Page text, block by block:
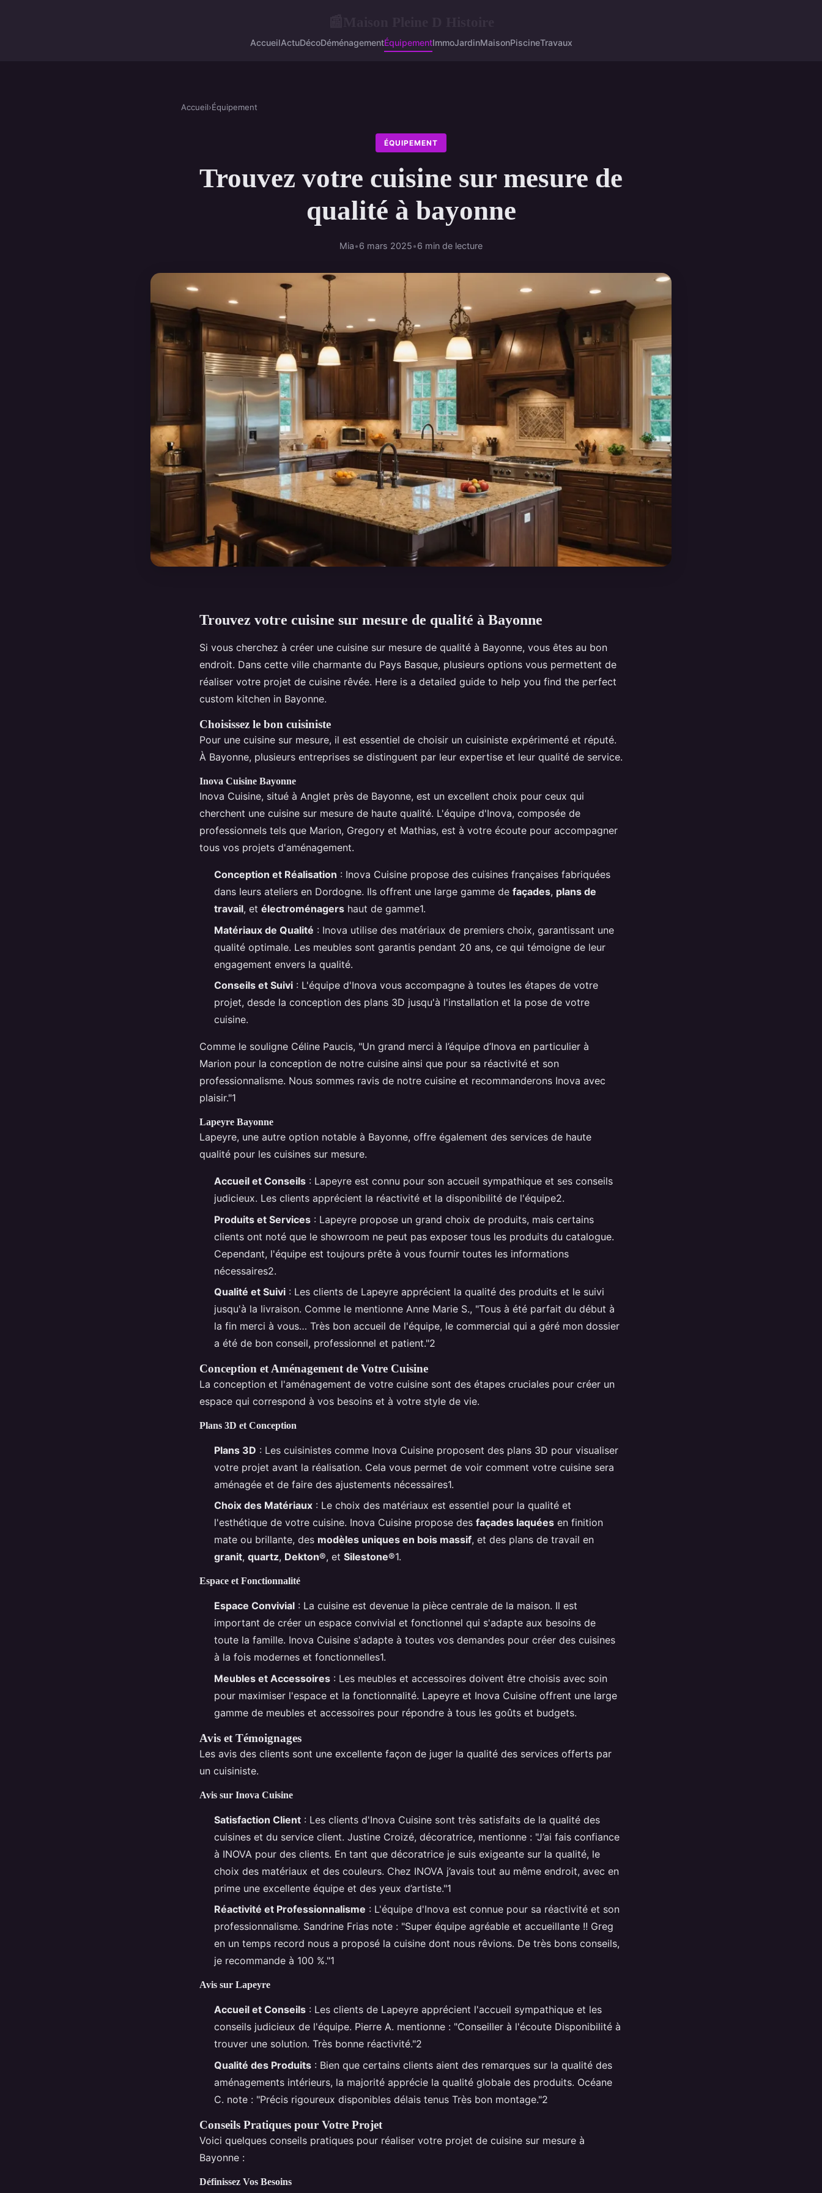
AccueilActuDécoDéménagementÉquipementImmoJardinMaisonPiscineTravaux
Accueil›Équipement
ÉQUIPEMENT
Trouvez votre cuisine sur mesure de
qualité à bayonne
Mia•6 mars 2025•6 min de lecture
Trouvez votre cuisine sur mesure de qualité à Bayonne
Si vous cherchez à créer une cuisine sur mesure de qualité à Bayonne, vous êtes au bon
endroit. Dans cette ville charmante du Pays Basque, plusieurs options vous permettent de
réaliser votre projet de cuisine rêvée. Here is a detailed guide to help you find the perfect
custom kitchen in Bayonne.
Choisissez le bon cuisiniste
Pour une cuisine sur mesure, il est essentiel de choisir un cuisiniste expérimenté et réputé.
À Bayonne, plusieurs entreprises se distinguent par leur expertise et leur qualité de service.
Inova Cuisine Bayonne
Inova Cuisine, situé à Anglet près de Bayonne, est un excellent choix pour ceux qui
cherchent une cuisine sur mesure de haute qualité. L'équipe d'Inova, composée de
professionnels tels que Marion, Gregory et Mathias, est à votre écoute pour accompagner
tous vos projets d'aménagement.
Conception et Réalisation : Inova Cuisine propose des cuisines françaises fabriquées
dans leurs ateliers en Dordogne. Ils offrent une large gamme de façades, plans de
travail, et électroménagers haut de gamme1.
Matériaux de Qualité : Inova utilise des matériaux de premiers choix, garantissant une
qualité optimale. Les meubles sont garantis pendant 20 ans, ce qui témoigne de leur
engagement envers la qualité.
Conseils et Suivi : L'équipe d'Inova vous accompagne à toutes les étapes de votre
projet, desde la conception des plans 3D jusqu'à l'installation et la pose de votre
cuisine.
Comme le souligne Céline Paucis, "Un grand merci à l’équipe d’Inova en particulier à
Marion pour la conception de notre cuisine ainsi que pour sa réactivité et son
professionnalisme. Nous sommes ravis de notre cuisine et recommanderons Inova avec
plaisir."1
Lapeyre Bayonne
Lapeyre, une autre option notable à Bayonne, offre également des services de haute
qualité pour les cuisines sur mesure.
Accueil et Conseils : Lapeyre est connu pour son accueil sympathique et ses conseils
judicieux. Les clients apprécient la réactivité et la disponibilité de l'équipe2.
Produits et Services : Lapeyre propose un grand choix de produits, mais certains
clients ont noté que le showroom ne peut pas exposer tous les produits du catalogue.
Cependant, l'équipe est toujours prête à vous fournir toutes les informations
nécessaires2.
Qualité et Suivi : Les clients de Lapeyre apprécient la qualité des produits et le suivi
jusqu'à la livraison. Comme le mentionne Anne Marie S., "Tous à été parfait du début à
la fin merci à vous… Très bon accueil de l'équipe, le commercial qui a géré mon dossier
a été de bon conseil, professionnel et patient."2
Conception et Aménagement de Votre Cuisine
La conception et l'aménagement de votre cuisine sont des étapes cruciales pour créer un
espace qui correspond à vos besoins et à votre style de vie.
Plans 3D et Conception
Plans 3D : Les cuisinistes comme Inova Cuisine proposent des plans 3D pour visualiser
votre projet avant la réalisation. Cela vous permet de voir comment votre cuisine sera
aménagée et de faire des ajustements nécessaires1.
Choix des Matériaux : Le choix des matériaux est essentiel pour la qualité et
l'esthétique de votre cuisine. Inova Cuisine propose des façades laquées en finition
mate ou brillante, des modèles uniques en bois massif, et des plans de travail en
granit, quartz, Dekton®, et Silestone®1.
Espace et Fonctionnalité
Espace Convivial : La cuisine est devenue la pièce centrale de la maison. Il est
important de créer un espace convivial et fonctionnel qui s'adapte aux besoins de
toute la famille. Inova Cuisine s'adapte à toutes vos demandes pour créer des cuisines
à la fois modernes et fonctionnelles1.
Meubles et Accessoires : Les meubles et accessoires doivent être choisis avec soin
pour maximiser l'espace et la fonctionnalité. Lapeyre et Inova Cuisine offrent une large
gamme de meubles et accessoires pour répondre à tous les goûts et budgets.
Avis et Témoignages
Les avis des clients sont une excellente façon de juger la qualité des services offerts par
un cuisiniste.
Avis sur Inova Cuisine
Satisfaction Client : Les clients d'Inova Cuisine sont très satisfaits de la qualité des
cuisines et du service client. Justine Croizé, décoratrice, mentionne : "J’ai fais confiance
à INOVA pour des clients. En tant que décoratrice je suis exigeante sur la qualité, le
choix des matériaux et des couleurs. Chez INOVA j’avais tout au même endroit, avec en
prime une excellente équipe et des yeux d’artiste."1
Réactivité et Professionnalisme : L'équipe d'Inova est connue pour sa réactivité et son
professionnalisme. Sandrine Frias note : "Super équipe agréable et accueillante !! Greg
en un temps record nous a proposé la cuisine dont nous rêvions. De très bons conseils,
je recommande à 100 %."1
Avis sur Lapeyre
Accueil et Conseils : Les clients de Lapeyre apprécient l'accueil sympathique et les
conseils judicieux de l'équipe. Pierre A. mentionne : "Conseiller à l'écoute Disponibilité à
trouver une solution. Très bonne réactivité."2
Qualité des Produits : Bien que certains clients aient des remarques sur la qualité des
aménagements intérieurs, la majorité apprécie la qualité globale des produits. Océane
C. note : "Précis rigoureux disponibles délais tenus Très bon montage."2
Conseils Pratiques pour Votre Projet
Voici quelques conseils pratiques pour réaliser votre projet de cuisine sur mesure à
Bayonne :
Définissez Vos Besoins